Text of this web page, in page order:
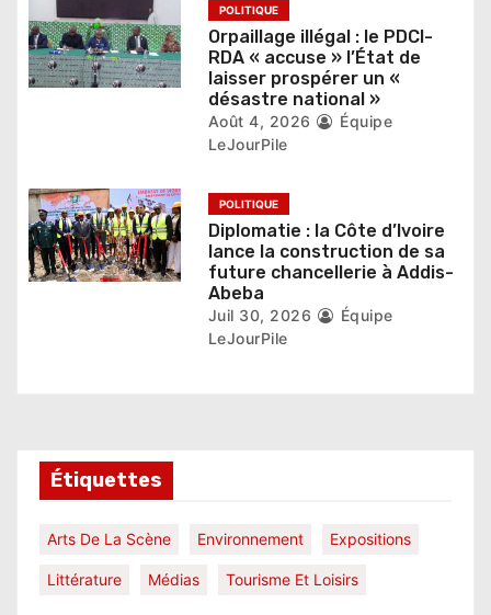
i
c
POLITIQUE
Orpaillage illégal : le PDCI-
RDA « accuse » l’État de
laisser prospérer un «
désastre national »
Août 4, 2026
Équipe
LeJourPile
POLITIQUE
Diplomatie : la Côte d’Ivoire
lance la construction de sa
future chancellerie à Addis-
Abeba
Juil 30, 2026
Équipe
LeJourPile
Étiquettes
Arts De La Scène Environnement Expositions
Littérature Médias Tourisme Et Loisirs